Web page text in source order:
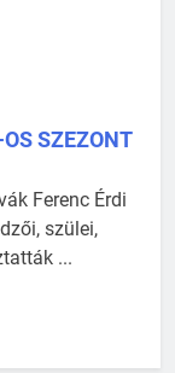
SZEZONT
Ferenc Érdi
szülei,
...